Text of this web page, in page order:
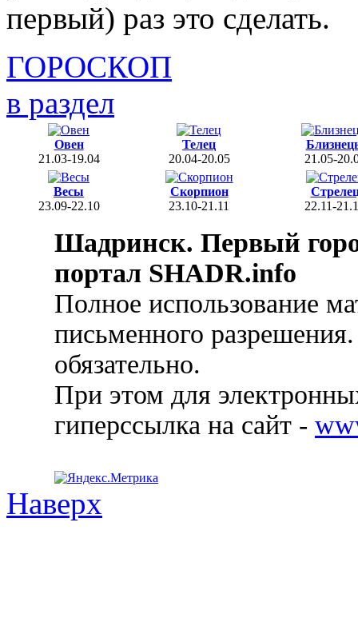
первый) раз это сделать.
ГОРОСКОП
в раздел
Овен
21.03-19.04
Телец
20.04-20.05
21.05-
Весы
23.09-22.10
Скорпион
23.10-21.11
22.11-
Шадринск. Первый
портал SHADR.info
Полное использование
письменного
обязательно.
При этом для
гиперссылка на сайт -
Наверх